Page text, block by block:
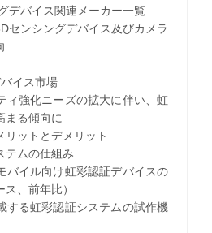
デバイス関連メーカー一覧
センシングデバイス及びカメラ
イス市場
強化ニーズの拡大に伴い、虹
まる傾向に
ットとデメリット
ムの仕組み
イル向け虹彩認証デバイスの
、前年比）
る虹彩認証システムの試作機